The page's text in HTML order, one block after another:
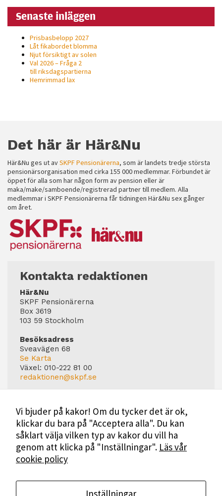
Senaste inläggen
Prisbasbelopp 2027
Låt fikabordet blomma
Njut försiktigt av solen
Val 2026 – Fråga 2
till riksdagspartierna
Hemrimmad lax
Det här är Här&Nu
Här&Nu ges ut avSKPF Pensionärerna, som är landets tredje största
pensionärsorganisation med cirka 155 000 medlemmar. Förbundet är
öppet för alla som har någon form av pension eller är
maka/make/samboende/registrerad partner till medlem. Alla
medlemmar i SKPF Pensionärerna får tidningen Här&Nu sex gånger
om året.
Kontakta redaktionen
Här&Nu
SKPF Pensionärerna
Box 3619
103 59 Stockholm
Besöksadress
Sveavägen 68
Se Karta
Växel: 010-222 81 00
redaktionen@skpf.se
Markus Dahlberg
Tel: 0720-88 17 17
markus.dahlberg@skpf.se
Annonsering
Swartling & Bergström Media
Birger Jarlsgatan 110
Tel: 08-545 160 60
Vi bjuder på kakor! Om du tycker det är ok,
klickar du bara på "Acceptera alla". Du kan
såklart välja vilken typ av kakor du vill ha
genom att klicka på "Inställningar". Läs vår
cookie policy
Inställningar
För att vår
att försvinna
från
hemsidan.
Marknadsföring
intressen och ditt
personligt